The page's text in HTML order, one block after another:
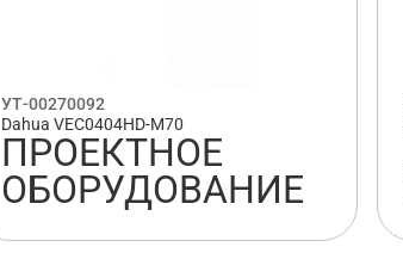
УТ-00270092
Dahua VEC0404HD-M70
ПРОЕКТНОЕ
ОБОРУДОВАНИЕ